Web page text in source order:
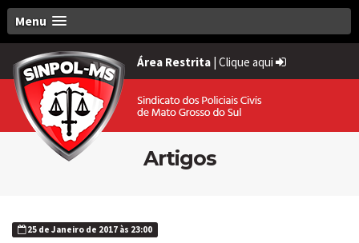
Menu
Área Restrita | Clique aqui
Artigos
25 de Janeiro de 2017 às 23:00